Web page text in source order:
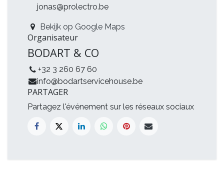
jonas@prolectro.be
Bekijk op Google Maps
Organisateur
BODART & CO
+32 3 260 67 60
info@bodartservicehouse.be
PARTAGER
Partagez l'événement sur les réseaux sociaux